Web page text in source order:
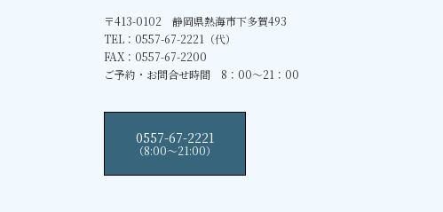
〒413-0102 静岡県熱海市下多賀493
TEL：0557-67-2221（代）
FAX：0557-67-2200
ご予約・お問合せ時間 8：00～21：00
0557-67-2221
（8:00〜21:00）